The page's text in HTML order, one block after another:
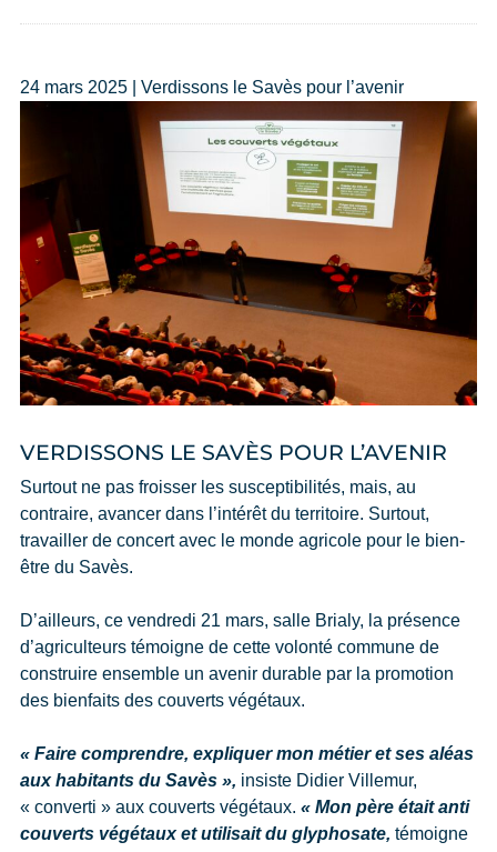
24 mars 2025 | Verdissons le Savès pour l’avenir
VERDISSONS LE SAVÈS POUR L’AVENIR
Surtout ne pas froisser les susceptibilités, mais, au
contraire, avancer dans l’intérêt du territoire. Surtout,
travailler de concert avec le monde agricole pour le bien-
être du Savès.
D’ailleurs, ce vendredi 21 mars, salle Brialy, la présence
d’agriculteurs témoigne de cette volonté commune de
construire ensemble un avenir durable par la promotion
des bienfaits des couverts végétaux.
« Faire comprendre, expliquer mon métier et ses aléas
aux habitants du Savès », insiste Didier Villemur,
« converti » aux couverts végétaux. « Mon père était anti
couverts végétaux et utilisait du glyphosate, témoigne